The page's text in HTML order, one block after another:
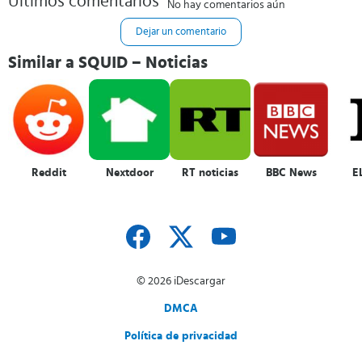
No hay comentarios aún
Dejar un comentario
Similar a SQUID – Noticias
Reddit Nextdoor RT noticias BBC News
© 2026 iDescargar
DMCA
Política de privacidad